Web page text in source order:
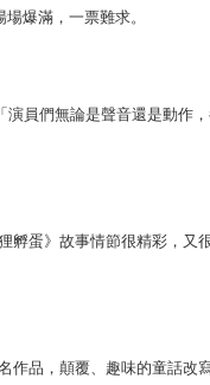
爆滿，一票難求。
員們無論是聲音還是動作
蛋》故事情節很精彩，又
品，顛覆、趣味的童話改